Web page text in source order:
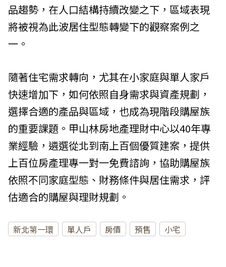
品趨勢，在人口結構持續改變之下，區域表現
將被視為此波居住型態轉變下的觀察案例之
一。
隨著住宅需求轉向，尤其在小家庭與單人家戶
快速增加下，如何依照自身需求與資產規劃，
選擇合適的產品與區域，也成為現階段購屋族
的重要課題。甲山林房地產理財中心以40年專
業經驗，遴選從北到南上百個優質建案，提供
上百位房產理專一對一免費諮詢，協助購屋族
依照不同家庭型態、財務條件與居住需求，評
估適合的購屋與理財規劃。
新北第一環 單人戶 房價 預售 小宅